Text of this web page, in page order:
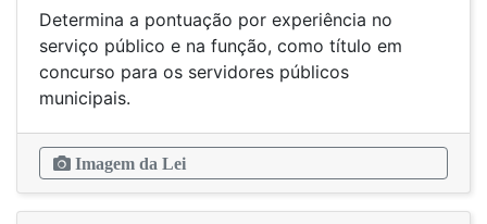
Determina a pontuação por experiência no
serviço público e na função, como título em
concurso para os servidores públicos
municipais.
Imagem da Lei